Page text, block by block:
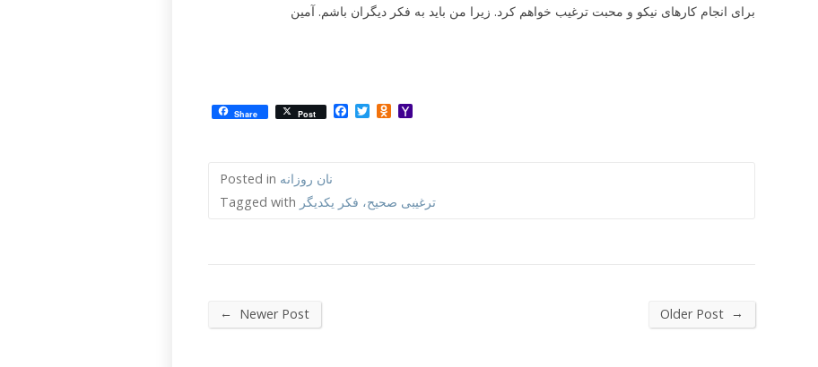
برای انجام کارهای نیکو و محبت ترغیب خواهم کرد. زیرا من باید به فکر دیگران باشم. آمین
Share Post Facebook
TwitterOdnoklassniki
Posted in نان روزانه
Tagged with ترغیبی صحیح، فکر یکدیگر
← Newer Post Older Post →